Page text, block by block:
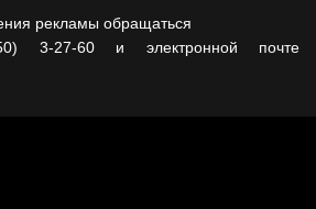
рекламы обращаться
3-27-60 и электронной почте